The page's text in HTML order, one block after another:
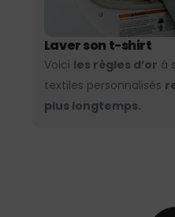
Laver son t-shirt
Voici les règles d’or à
textiles personnalisés
plus longtemps.